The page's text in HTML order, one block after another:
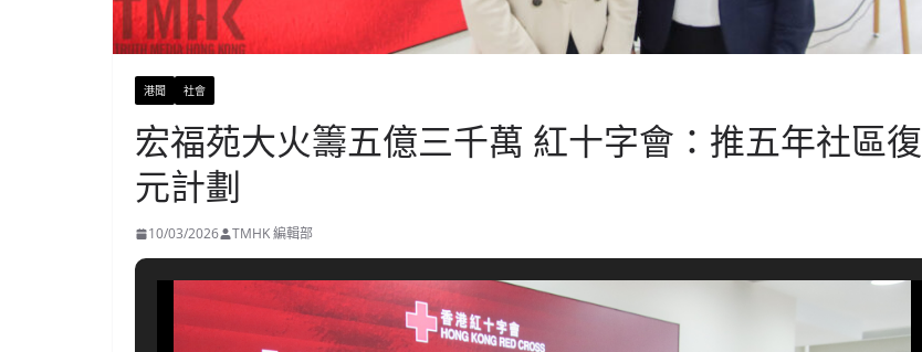
港聞 社會
宏福苑大火籌五億三千萬 紅十字會：推五年社區復
元計劃
10/03/2026 TMHK 編輯部